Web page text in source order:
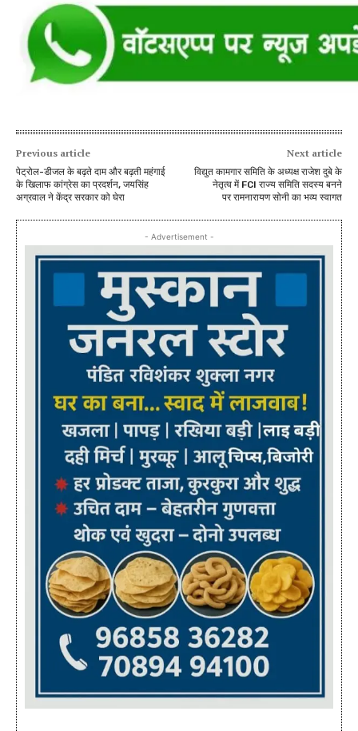
Previous article
पेट्रोल-डीजल के बढ़ते दाम और बढ़ती महंगाई
के खिलाफ कांग्रेस का प्रदर्शन, जयसिंह
अग्रवाल ने केंद्र सरकार को घेरा
Next article
विद्युत कामगार समिति के अध्यक्ष राजेश दुबे के
नेतृत्व में FCI राज्य समिति सदस्य बनने
पर रामनारायण सोनी का भव्य स्वागत
- Advertisement -